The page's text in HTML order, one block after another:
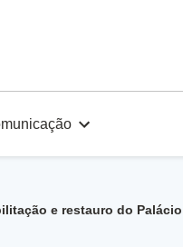
e restauro do